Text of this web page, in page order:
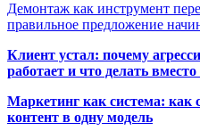
Демонтаж как инструмент
правильное предложение
Клиент устал: почему
работает и что делать вместо
Маркетинг как система: как
контент в одну модель